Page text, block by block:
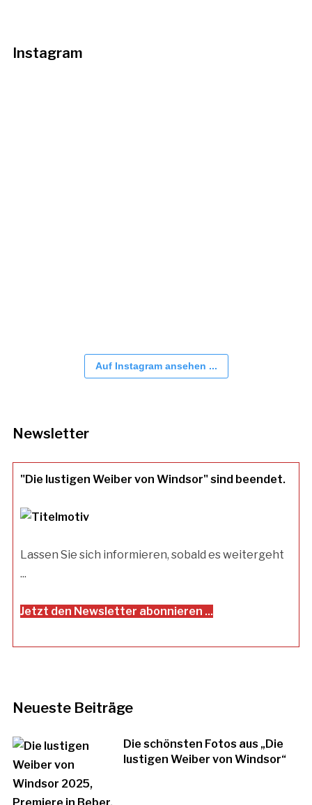
Instagram
Auf Instagram ansehen ...
Newsletter
"Die lustigen Weiber von Windsor" sind beendet.
Lassen Sie sich informieren, sobald es weitergeht
...
Jetzt den Newsletter abonnieren ...
Neueste Beiträge
Die schönsten Fotos aus „Die
lustigen Weiber von Windsor“